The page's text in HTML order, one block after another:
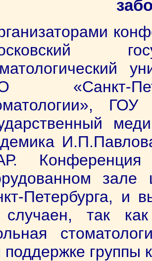
«Санкт-
ГОУ
Петербурга, и
так
поддержке